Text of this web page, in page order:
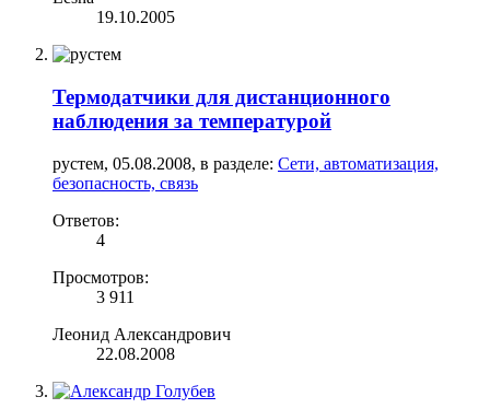
19.10.2005
Термодатчики для дистанционного
наблюдения за температурой
рустем, 05.08.2008, в разделе: Сети, автоматизация,
безопасность, связь
Ответов:
4
Просмотров:
3 911
Леонид Александрович
22.08.2008